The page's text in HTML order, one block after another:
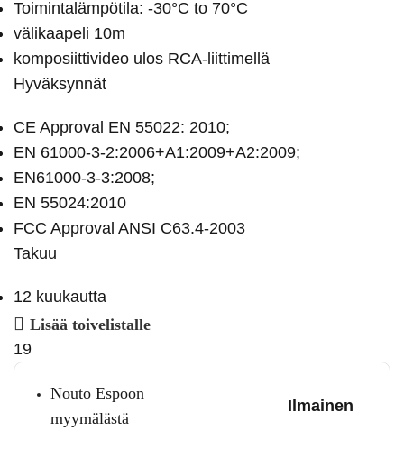
Toimintalämpötila: -30°C to 70°C
välikaapeli 10m
komposiittivideo ulos RCA-liittimellä
Hyväksynnät
CE Approval EN 55022: 2010;
EN 61000-3-2:2006+A1:2009+A2:2009;
EN61000-3-3:2008;
EN 55024:2010
FCC Approval ANSI C63.4-2003
Takuu
12 kuukautta
Lisää toivelistalle
19
Nouto Espoon
myymälästä
Ilmainen